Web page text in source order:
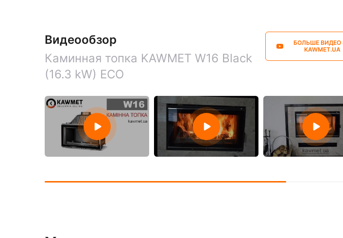
Видеообзор
Каминная топка KAWMET W16 Black
(16.3 kW) ECO
БОЛЬШЕ ВИДЕО
KAWMET.UA